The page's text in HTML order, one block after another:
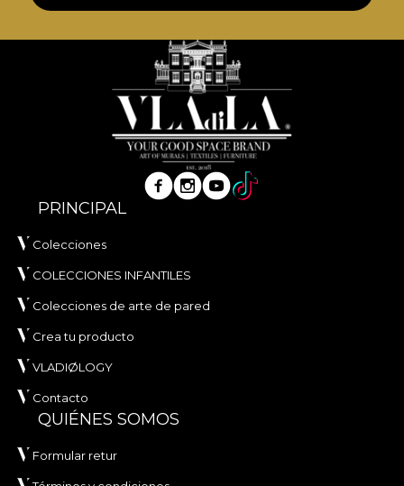
PRINCIPAL
Colecciones
COLECCIONES INFANTILES
Colecciones de arte de pared
Crea tu producto
VLADIØLOGY
Contacto
QUIÉNES SOMOS
Formular retur